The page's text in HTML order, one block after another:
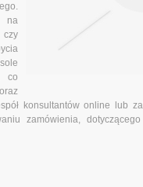
na
co
konsultantów online lub
zamówienia,